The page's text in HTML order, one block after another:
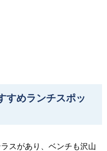
すめランチスポッ
スがあり、ベンチも沢山